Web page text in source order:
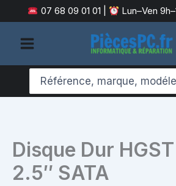
au
contenu
07 68 09 01 01 Lun–Ven
Search
for:
Disque Dur HGST
2.5″ SATA